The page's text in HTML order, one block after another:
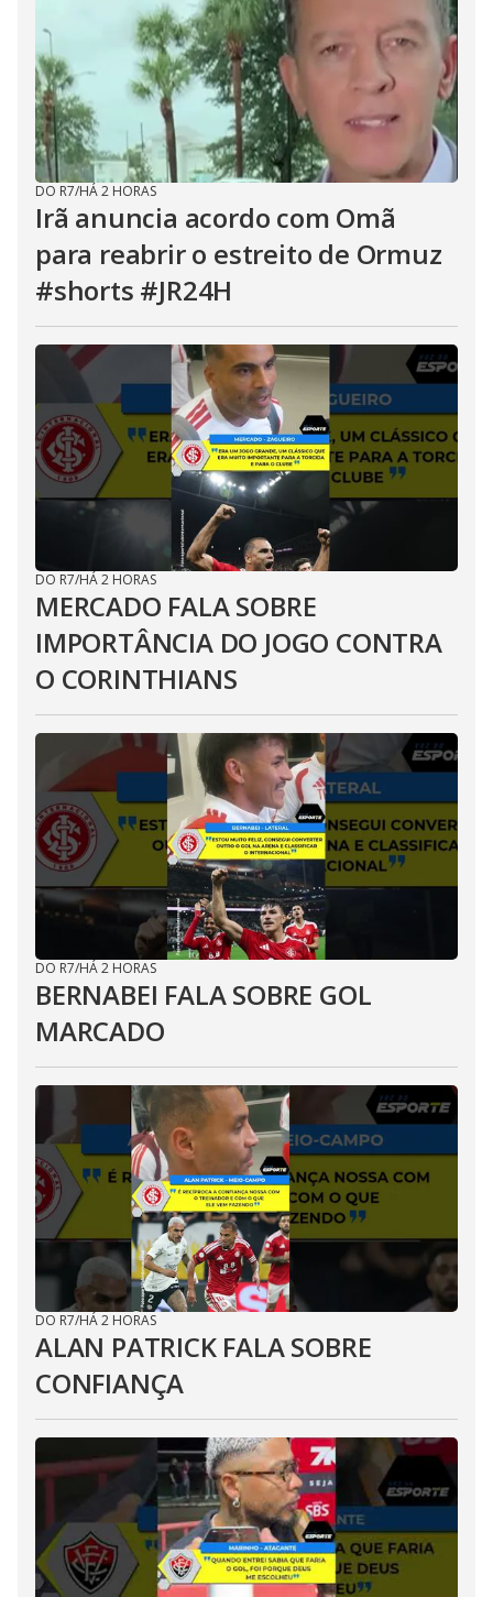
DO R7/HÁ 2 HORAS
Irã anuncia acordo com Omã
para reabrir o estreito de Ormuz
#shorts #JR24H
DO R7/HÁ 2 HORAS
MERCADO FALA SOBRE
IMPORTÂNCIA DO JOGO CONTRA
O CORINTHIANS
DO R7/HÁ 2 HORAS
BERNABEI FALA SOBRE GOL
MARCADO
DO R7/HÁ 2 HORAS
ALAN PATRICK FALA SOBRE
CONFIANÇA